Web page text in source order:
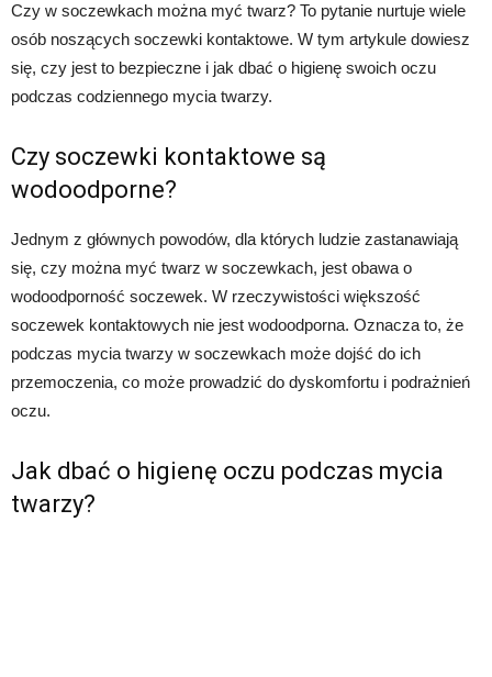
Czy w soczewkach można myć twarz? To pytanie nurtuje wiele
osób noszących soczewki kontaktowe. W tym artykule dowiesz
się, czy jest to bezpieczne i jak dbać o higienę swoich oczu
podczas codziennego mycia twarzy.
Czy soczewki kontaktowe są
wodoodporne?
Jednym z głównych powodów, dla których ludzie zastanawiają
się, czy można myć twarz w soczewkach, jest obawa o
wodoodporność soczewek. W rzeczywistości większość
soczewek kontaktowych nie jest wodoodporna. Oznacza to, że
podczas mycia twarzy w soczewkach może dojść do ich
przemoczenia, co może prowadzić do dyskomfortu i podrażnień
oczu.
Jak dbać o higienę oczu podczas mycia
twarzy?